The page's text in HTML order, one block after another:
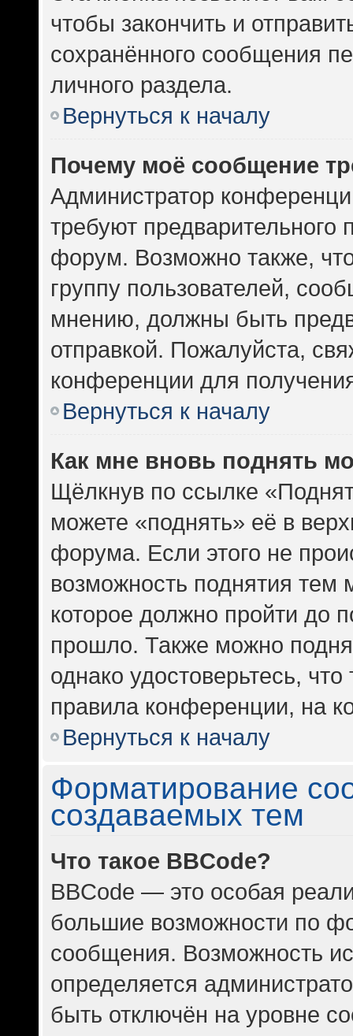
чтобы закончить и
сохранённого сообщения
личного раздела.
Вернуться к началу
Почему моё сообщение
Администратор
требуют предварительного
форум. Возможно также,
группу пользователей,
мнению, должны быть
отправкой. Пожалуйста,
конференции для
Вернуться к началу
Как мне вновь поднять
Щёлкнув по ссылке
можете «поднять» её в
форума. Если этого не
возможность поднятия тем
которое должно пройти до
прошло. Также можно
однако удостоверьтесь,
правила конференции, на
Вернуться к началу
Форматирование
создаваемых тем
Что такое BBCode?
BBCode — это особая
большие возможности по
сообщения. Возможность
определяется
быть отключён на уровне